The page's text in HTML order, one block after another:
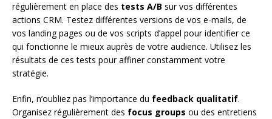
régulièrement en place des tests A/B sur vos différentes
actions CRM. Testez différentes versions de vos e-mails, de
vos landing pages ou de vos scripts d’appel pour identifier ce
qui fonctionne le mieux auprès de votre audience. Utilisez les
résultats de ces tests pour affiner constamment votre
stratégie.
Enfin, n’oubliez pas l’importance du feedback qualitatif.
Organisez régulièrement des focus groups ou des entretiens